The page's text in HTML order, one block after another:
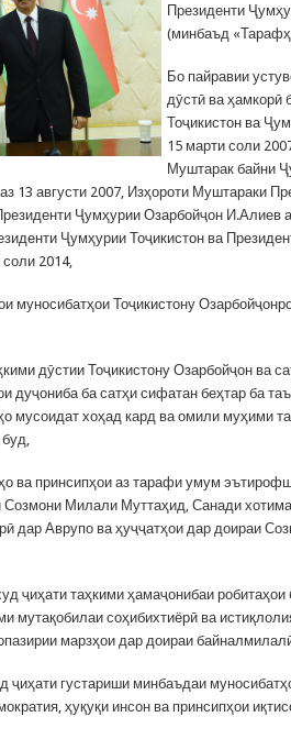
Президенти
(минбаъд
Бо пайравии
дӯстӣ ва ҳамкорӣ
Тоҷикистон ва
15 марти соли
Муштарак байни
13 августи 2007, Изҳороти Муштараки
Ҷумҳурии Озарбойҷон И.Алиев
Ҷумҳурии Тоҷикистон ва
2014,
муносибатҳои Тоҷикистону
дӯстии Тоҷикистону Озарбойҷон ва
дуҷониба ба сатҳи сифатан беҳтар ба
мусоидат хоҳад кард ва омили муҳими
ва принсипҳои аз тарафи умум
Милали Муттаҳид, Санади
дар Аврупо ва ҳуҷҷатҳои дар доираи
ҷиҳати таҳкими ҳамаҷонибаи
мутақобилаи соҳибихтиёрӣ ва
марзҳои дар доираи
ҷиҳати густариши минбаъдаи
ҳуқуқи инсон ва принсипҳои